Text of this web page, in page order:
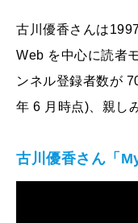
古川優香さんは
Web を中心に読者
ンネル登録者数が
年 6 月時点)、親し
古川優香さん「